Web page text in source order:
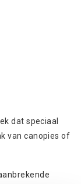
dat speciaal
van canopies of